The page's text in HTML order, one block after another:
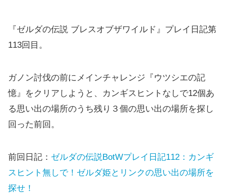
『ゼルダの伝説 ブレスオブザワイルド』プレイ日記第
113回目。
ガノン討伐の前にメインチャレンジ『ウツシエの記
憶』をクリアしようと、カンギスヒントなしで12個あ
る思い出の場所のうち残り３個の思い出の場所を探し
回った前回。
前回日記： ゼルダの伝説BotWプレイ日記112：カンギ
スヒント無しで！ゼルダ姫とリンクの思い出の場所を
探せ！